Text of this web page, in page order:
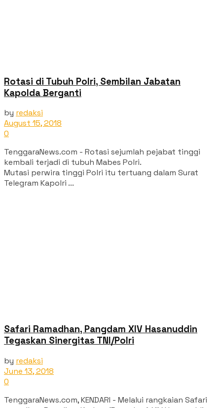
Rotasi di Tubuh Polri, Sembilan Jabatan
Kapolda Berganti
by redaksi
August 15, 2018
0
TenggaraNews.com - Rotasi sejumlah pejabat tinggi
kembali terjadi di tubuh Mabes Polri.
Mutasi perwira tinggi Polri itu tertuang dalam Surat
Telegram Kapolri ...
Safari Ramadhan, Pangdam XIV Hasanuddin
Tegaskan Sinergitas TNI/Polri
by redaksi
June 13, 2018
0
TenggaraNews.com, KENDARI - Melalui rangkaian Safari